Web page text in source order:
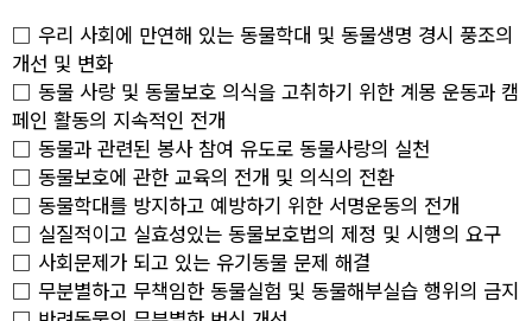
□ 우리 사회에 만연해 있는 동물학대 및 동물생명 경시 풍조의
개선 및 변화
□ 동물 사랑 및 동물보호 의식을 고취하기 위한 계몽 운동과 캠
페인 활동의 지속적인 전개
□ 동물과 관련된 봉사 참여 유도로 동물사랑의 실천
□ 동물보호에 관한 교육의 전개 및 의식의 전환
□ 동물학대를 방지하고 예방하기 위한 서명운동의 전개
□ 실질적이고 실효성있는 동물보호법의 제정 및 시행의 요구
□ 사회문제가 되고 있는 유기동물 문제 해결
□ 무분별하고 무책임한 동물실험 및 동물해부실습 행위의 금지